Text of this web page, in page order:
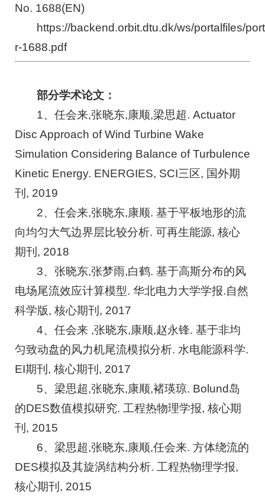
No. 1688(EN)
https://backend.orbit.dtu.dk/ws/portalfiles/
r-1688.pdf
部分学术论文：
1、任会来,张晓东,康顺,梁思超. Actuator
Disc Approach of Wind Turbine Wake
Simulation Considering Balance of Turbulence
Kinetic Energy. ENERGIES, SCI三区, 国外期
刊, 2019
2、任会来,张晓东,康顺. 基于平板地形的流
向均匀大气边界层比较分析. 可再生能源, 核心
期刊, 2018
3、张晓东,张梦雨,白鹤. 基于高斯分布的风
电场尾流效应计算模型. 华北电力大学学报.自然
科学版, 核心期刊, 2017
4、任会来 ,张晓东,康顺,赵永锋. 基于非均
匀致动盘的风力机尾流模拟分析. 水电能源科学.
EI期刊, 核心期刊, 2017
5、梁思超,张晓东,康顺,褚瑛琼. Bolund岛
的DES数值模拟研究. 工程热物理学报, 核心期
刊, 2015
6、梁思超,张晓东,康顺,任会来. 方体绕流的
DES模拟及其旋涡结构分析. 工程热物理学报,
核心期刊, 2015